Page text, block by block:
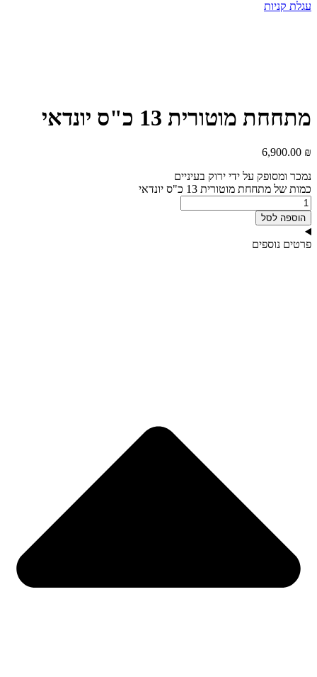
עגלת קניות
מתחחת מוטורית 13 כ"ס יונדאי
6,900.00 ₪
נמכר ומסופק על ידי ירוק בעיניים
כמות של מתחחת מוטורית 13 כ"ס יונדאי
הוספה לסל
פרטים נוספים